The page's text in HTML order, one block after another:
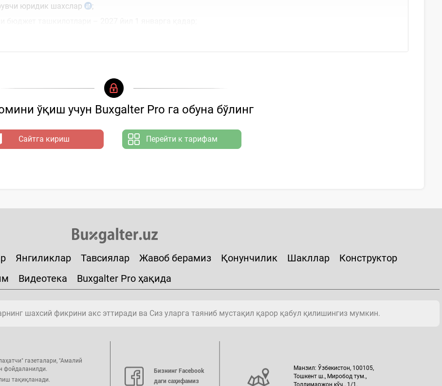
юридик шахслар
;
ўқиш учун Buxgalter Pro га обуна бўлинг
Сайтга кириш Перейти к тарифам
Янгиликлар Тавсиялар Жавоб берамиз Қонунчилик Шакллар
Конструктор
Видеотека Buxgalter Pro ҳақида
шахсий фикрини акс эттиради ва Сиз уларга таяниб мустақил қарор қабул қилишингиз мумкин.
газеталари, "Амалий
фойдаланилди.
тақиқланади.
Бизнинг Facebook
даги саҳифамиз
Манзил: Ўзбекистон, 100105,
Тошкент ш., Миробод тум.,
Толлимаржон кўч., 1/1.